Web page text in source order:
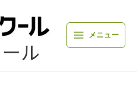
ル
メニュー